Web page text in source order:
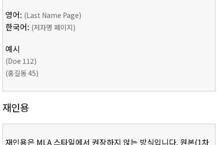
영어: (Last Name Page)
한국어: (저자명 페이지)
예시
(Doe 112)
(홍길동 45)
재인용
재인용은 MLA 스타일에서 권장하지 않는 방식입니다. 원본(1차